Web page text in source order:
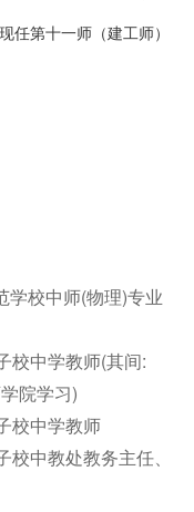
任第十一师（建工师）
学校中师(物理)专业
校中学教师(其间:
院学习)
校中学教师
中教处教务主任、